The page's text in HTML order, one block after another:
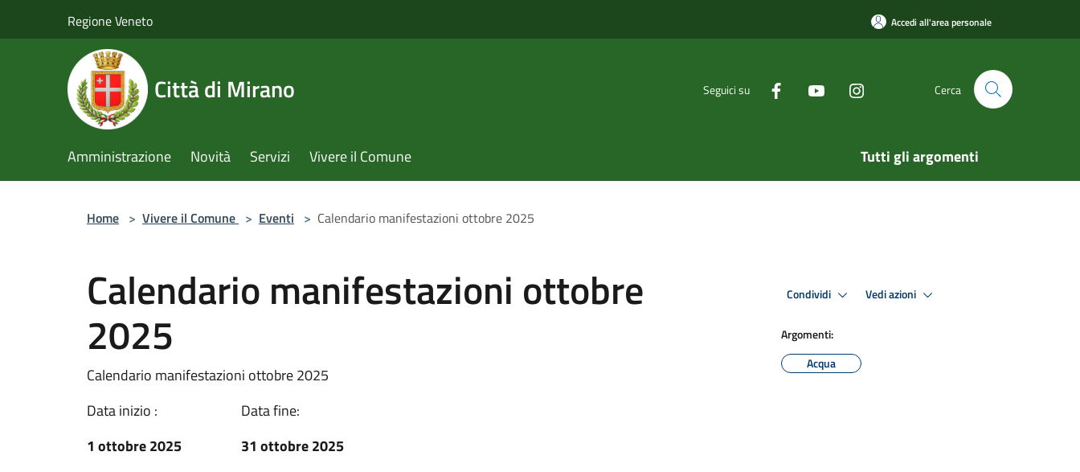
Regione Veneto Accedi all'area personale
Città di Mirano Seguici su Cerca
Amministrazione Novità Servizi Vivere il Comune Tutti gli argomenti
Home > Vivere il Comune > Eventi > Calendario manifestazioni ottobre 2025
Calendario manifestazioni ottobre
2025
Calendario manifestazioni ottobre 2025
Data inizio :
1 ottobre 2025
Data fine:
31 ottobre 2025
Condividi Vedi azioni
Argomenti:
Acqua